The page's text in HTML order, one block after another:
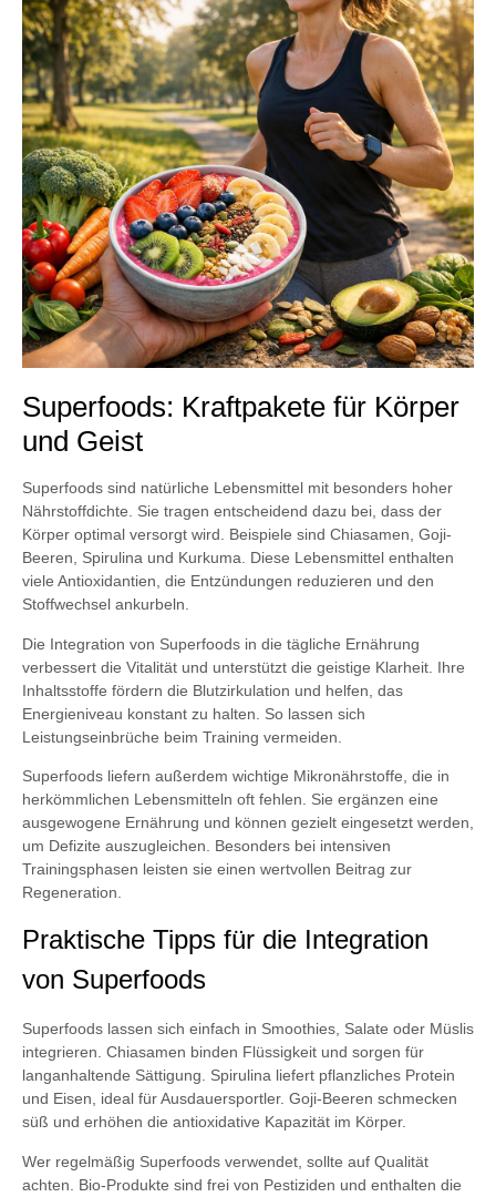
Superfoods: Kraftpakete für Körper
und Geist
Superfoods sind natürliche Lebensmittel mit besonders hoher
Nährstoffdichte. Sie tragen entscheidend dazu bei, dass der
Körper optimal versorgt wird. Beispiele sind Chiasamen, Goji-
Beeren, Spirulina und Kurkuma. Diese Lebensmittel enthalten
viele Antioxidantien, die Entzündungen reduzieren und den
Stoffwechsel ankurbeln.
Die Integration von Superfoods in die tägliche Ernährung
verbessert die Vitalität und unterstützt die geistige Klarheit. Ihre
Inhaltsstoffe fördern die Blutzirkulation und helfen, das
Energieniveau konstant zu halten. So lassen sich
Leistungseinbrüche beim Training vermeiden.
Superfoods liefern außerdem wichtige Mikronährstoffe, die in
herkömmlichen Lebensmitteln oft fehlen. Sie ergänzen eine
ausgewogene Ernährung und können gezielt eingesetzt werden,
um Defizite auszugleichen. Besonders bei intensiven
Trainingsphasen leisten sie einen wertvollen Beitrag zur
Regeneration.
Praktische Tipps für die Integration
von Superfoods
Superfoods lassen sich einfach in Smoothies, Salate oder Müslis
integrieren. Chiasamen binden Flüssigkeit und sorgen für
langanhaltende Sättigung. Spirulina liefert pflanzliches Protein
und Eisen, ideal für Ausdauersportler. Goji-Beeren schmecken
süß und erhöhen die antioxidative Kapazität im Körper.
Wer regelmäßig Superfoods verwendet, sollte auf Qualität
achten. Bio-Produkte sind frei von Pestiziden und enthalten die